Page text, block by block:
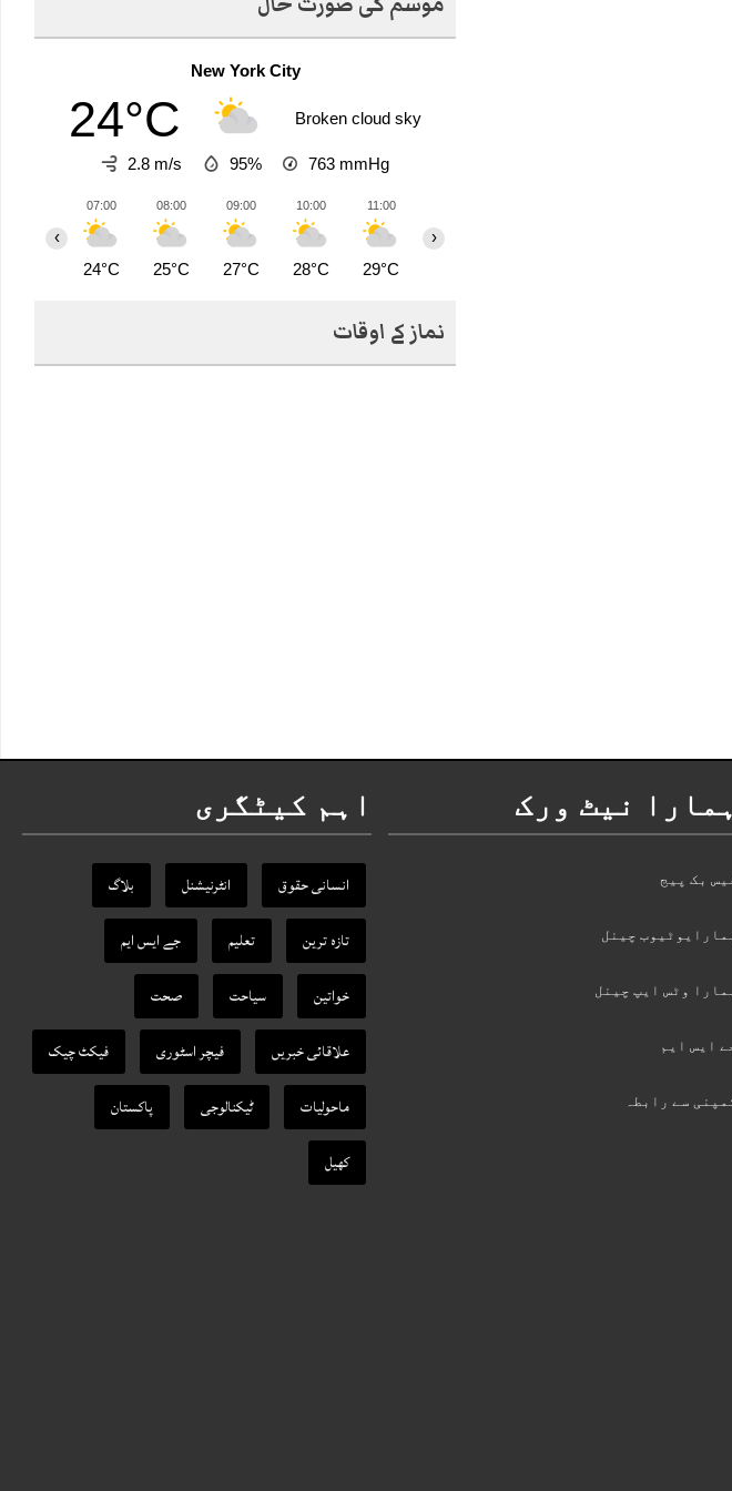
New York City
24°C Broken cloud sky
2.8 m/s 95% 763 mmHg
07:00
24°C
08:00
25°C
09:00
27°C
10:00
28°C
11:00
29°C
‹ ›
نماز کے اوقات
ہمارا نیٹ ورک
بک پیج
ہمارایوٹیوب چینل
ہمارا وٹس ایپ چینل
ایس ایم
سے رابطہ
اہم کیٹگری
انسانی حقوق انٹرنیشنل
بلاگ
تازہ ترین
تعلیم
جے ایس ایم
خواتین
سیاحت
صحت
علاقائی خبریں
فیچر اسٹوری
فیکٹ‌ چیک
ماحولیات
ٹیکنالوجی
پاکستان
کھیل